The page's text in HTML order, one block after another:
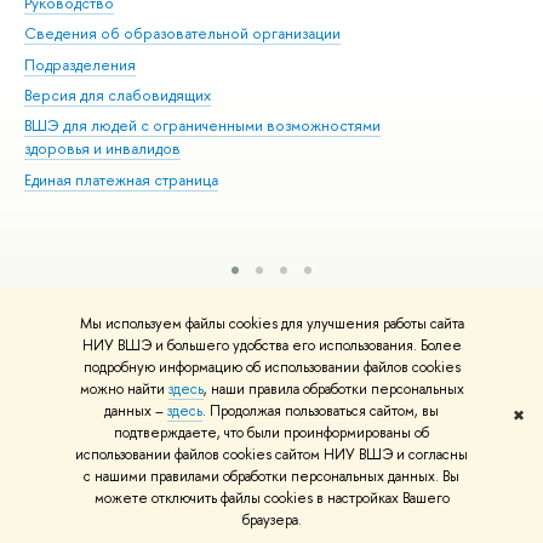
Мы используем файлы cookies для улучшения работы сайта
НИУ ВШЭ и большего удобства его использования. Более
подробную информацию об использовании файлов cookies
можно найти здесь, наши правила обработки персональных
данных –здесь. Продолжая пользоваться сайтом, вы
подтверждаете, что были проинформированы об
использовании файлов cookies сайтом НИУ ВШЭ и согласны
с нашими правилами обработки персональных данных. Вы
можете отключить файлы cookies в настройках Вашего
браузера.
✖
Сведения об образовательной организации
Подразделения
Версия для слабовидящих
ВШЭ для людей с ограниченными возможностями
здоровья и инвалидов
Единая платежная страница
© НИУ ВШЭ 1993–2026 Адреса и контакты Условия использования
материалов Политика конфиденциальности Карта сайта
Шрифты HSE Sans и HSE Slab разработаны вШколе дизайна НИУ ВШЭ